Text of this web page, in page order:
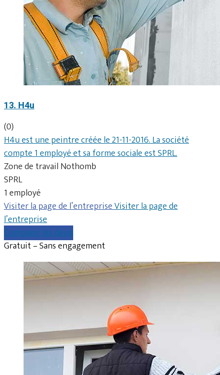
13. H4u
(0)
H4u est une peintre créée le 21-11-2016. La société
compte 1 employé et sa forme sociale est SPRL.
Zone de travail Nothomb
SPRL
1 employé
Visiter la page de l’entrepriseVisiter la page de
l’entreprise
Comparer les devis
Gratuit – Sans engagement